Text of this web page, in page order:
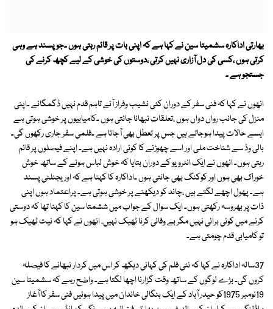
بھارتی اداکارہ سشمیتا سین نے کہا ہے کہ اپنی بات پر قائم رہتی ہوں ۔جو پسند ہے وہی
کرتی ہوں ،کسی کی دل آزاری نہیں کرتی ،دوستوں کی خوشی کے لیے کچھ کرنے کی
جستجو ہے ۔
انھوں نے کہا کہ فنی سفر کے دوران کئی نشیب وفراز آئے تاہم قدم نہیں ڈگمگائے ۔اپنی
منزل کی جانب رواں دواں ہوں ،تعلقات نبھانا جانتی ہوں ۔کامیابیوں پر خوشی ہوتی ہے
ایسے حالات پیدا ہوجاتے ہیں جس پر تعطل بھی آجاتا ہے ۔فلمی سفر جاری رکھوں گی۔
بالی وڈ سے شناخت ملی اور اسے چھوڑنے کا کوئی ارادہ نہیں ہے۔ اپنے فیصلوں پر قائم
رہتی ہوں۔ انھوں نے ایک انٹرویو کے دوران بتایا کہ خوش لباس ہونے کے ساتھ خوش
خوراک بھی ہوں اور کوکنگ بھی جانتی ہوں ۔اداکارہ کا کہنا ہے کہ اوریجنلٹی پسند
ہے۔ پھول اچھے لگتے ہیں ،چاند کو دیکھنے پر خوشی ہوتی ہے۔ پراعتماد ہوں اپنی
ذات پر بھروسہ رکھتی ہوں۔ ایک سوال کے جواب میں ششمتا سین کا کہنا تھا کہ دوستی
کرنے میں کوئی برائی نہیں مگر بے وفائی کرنا ٹھیک نہیں، انھوں نے کہا کہ نیت ٹھیک ہو
تو کامیابی قدم چومتی ہے۔
37سالہ اداکارہ نے کہا کہ نئی فلم کی کہانی دیکھ کر اس میں کردار نبھانے کا فیصلہ
کروں گی۔ بڑے لوگوں کے ساتھ وقت گزارنا اچھا لگتا ہے۔ واضح رہے کہ سشمیتا سین
19نومبر 1975کو حیدر آباد کے ایک بنگالی خاندان میں پیدا ہوئیں فنی سفر کا آغاز